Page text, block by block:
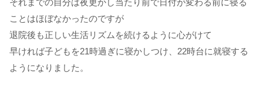
それまでの自分は夜更かし当たり前で日付が変わる前に寝る
ことはほぼなかったのですが
退院後も正しい生活リズムを続けるように心がけて
早ければ子どもを21時過ぎに寝かしつけ、22時台に就寝する
ようになりました。